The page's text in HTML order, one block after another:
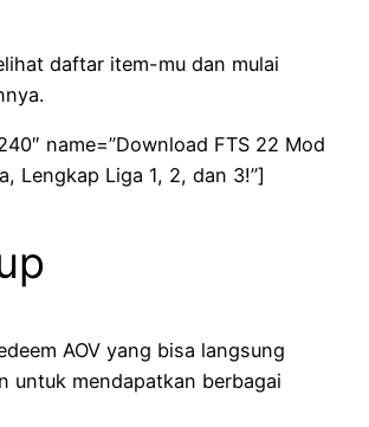
daftar item-mu dan mulai
name=”Download FTS 22 Mod
Lengkap Liga 1, 2, dan 3!”]
AOV yang bisa langsung
untuk mendapatkan berbagai